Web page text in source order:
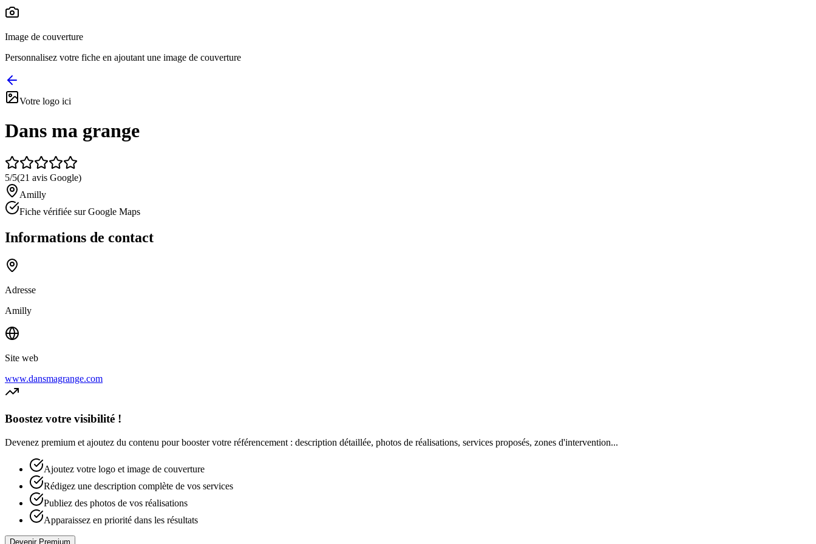
Image de couverture
Personnalisez votre fiche en ajoutant une image de couverture
Votre logo ici
Dans ma grange
5/5(21 avis Google)
Amilly
Fiche vérifiée sur Google Maps
Informations de contact
Adresse
Amilly
Site web
www.dansmagrange.com
Boostez votre visibilité !
Devenez premium et ajoutez du contenu pour booster votre référencement : description détaillée, photos de réalisations, services proposés, zones d'intervention...
Ajoutez votre logo et image de couverture
Rédigez une description complète de vos services
Publiez des photos de vos réalisations
Apparaissez en priorité dans les résultats
Devenir Premium